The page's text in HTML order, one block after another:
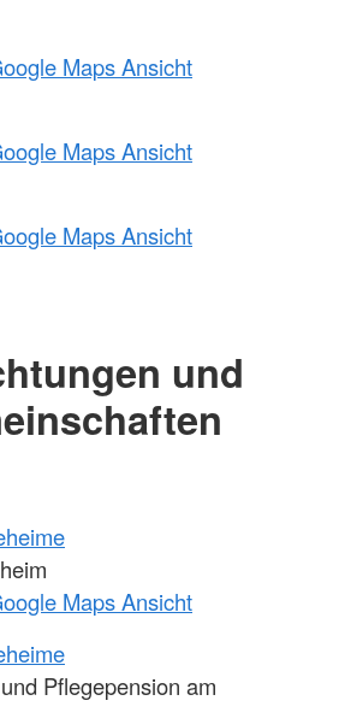
Maps Ansicht
Maps Ansicht
Maps Ansicht
und
Maps Ansicht
Pflegepension am